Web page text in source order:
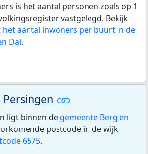
is het aantal personen zoals op 1
vastgelegd. Bekijk
het aantal inwoners per buurt in de
Dal.
ligt binnen de gemeente Berg en
postcode in de wijk
6575.